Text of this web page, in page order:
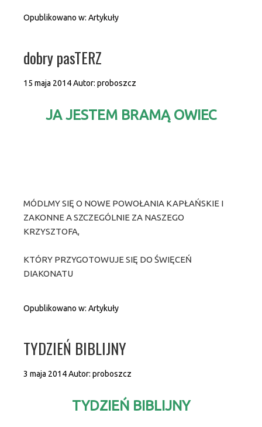
Opublikowano w: Artykuły
dobry pasTERZ
15 maja 2014Autor: proboszcz
JA JESTEM BRAMĄ OWIEC
MÓDLMY SIĘ O NOWE POWOŁANIA KAPŁAŃSKIE I
ZAKONNE A SZCZEGÓLNIE ZA NASZEGO
KRZYSZTOFA,
KTÓRY PRZYGOTOWUJE SIĘ DO ŚWIĘCEŃ
DIAKONATU
Opublikowano w: Artykuły
TYDZIEŃ BIBLIJNY
3 maja 2014Autor: proboszcz
TYDZIEŃ BIBLIJNY